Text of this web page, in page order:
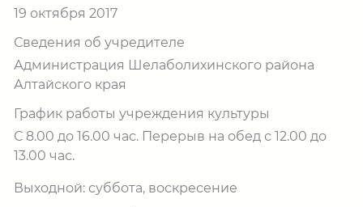
19 октября 2017
Сведения об учредителе
Администрация Шелаболихинского района
Алтайского края
График работы учреждения культуры
С 8.00 до 16.00 час. Перерыв на обед с 12.00 до
13.00 час.
Выходной: суббота, воскресение